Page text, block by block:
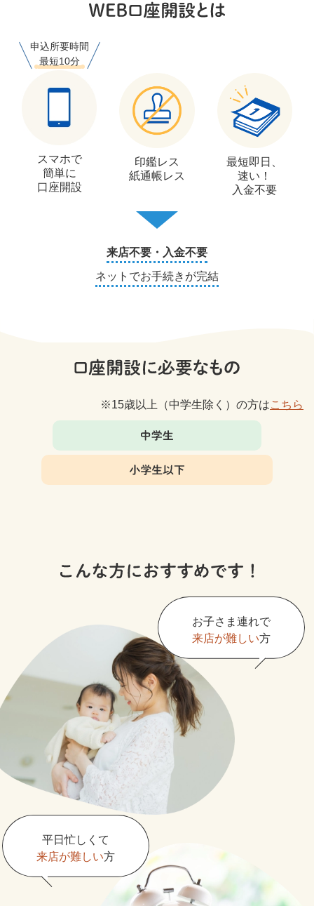
申込所要時間
最短10分
スマホで
簡単に
口座開設
印鑑レス
紙通帳レス
最短即日、
速い！
入金不要
来店不要・入金不要
ネットでお手続きが完結
15歳以上（中学生除く）の方はこちら
お子さま連れで
来店が難しい方
平日忙しくて
来店が難しい方